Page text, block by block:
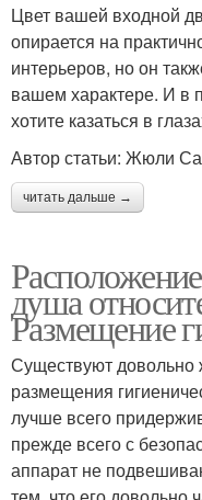
Цвет вашей входной
опирается на
интерьеров, но он
вашем характере. И в
хотите казаться в
Автор статьи: Жюли
читать дальше →
душа
Размещение
Существуют довольно
размещения
лучше всего
прежде всего с
аппарат не